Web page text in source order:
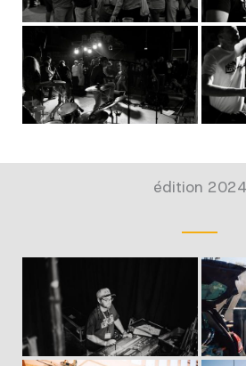
édition 2024